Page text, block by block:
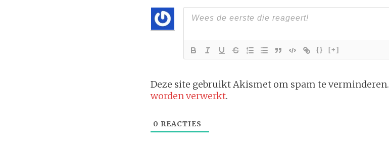
{} [+]
Deze site gebruikt Akismet om spam te verminderen.
worden verwerkt.
0 REACTIES